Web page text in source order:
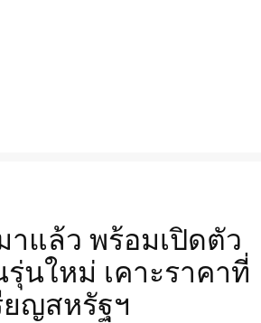
าแล้ว พร้อมเปิดตัว
นใหม่ เคาะราคาที่
ยญสหรัฐฯ